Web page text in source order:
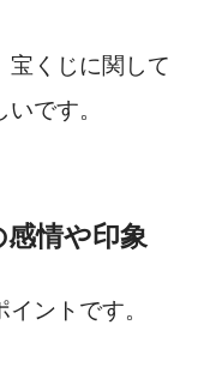
宝くじに関して
です。
情や印象
ントです。